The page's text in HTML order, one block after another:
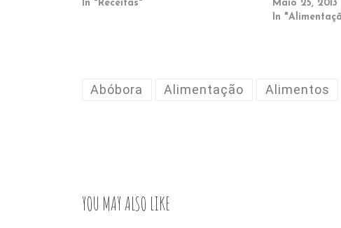
In "Receitas"
Maio 25, 2013
In
Abóbora Alimentação Alimentos
YOU MAY ALSO LIKE